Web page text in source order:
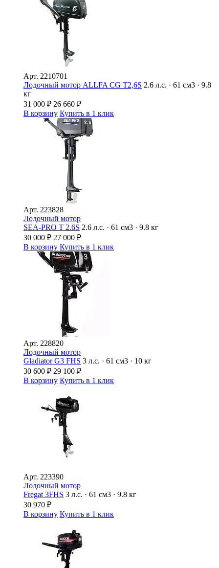
Арт. 2210701
Лодочный мотор ALLFA CG T2,6S 2.6 л.с. · 61 см3 · 9.8
кг
31 000 ₽ 26 660 ₽
В корзину Купить в 1 клик
Арт. 223828
Лодочный мотор
SEA-PRO Т 2.6S 2.6 л.с. · 61 см3 · 9.8 кг
30 000 ₽ 27 000 ₽
В корзину Купить в 1 клик
Арт. 228820
Лодочный мотор
Gladiator G3 FHS 3 л.с. · 61 см3 · 10 кг
30 600 ₽ 29 100 ₽
В корзину Купить в 1 клик
Арт. 223390
Лодочный мотор
Fregat 3FHS 3 л.с. · 61 см3 · 9.8 кг
30 970 ₽
В корзину Купить в 1 клик